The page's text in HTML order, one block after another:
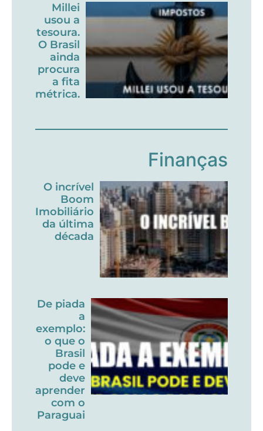
Millei
usou a
tesoura.
O Brasil
ainda
procura
a fita
métrica.
Finanças
O incrível
Boom
Imobiliário
da última
década
De piada
a
exemplo:
o que o
Brasil
pode e
deve
aprender
com o
Paraguai